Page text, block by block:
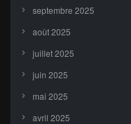
septembre 2025
août 2025
juillet 2025
juin 2025
mai 2025
avril 2025